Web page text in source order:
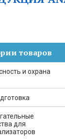
товаров
и охрана
приборы
для
для